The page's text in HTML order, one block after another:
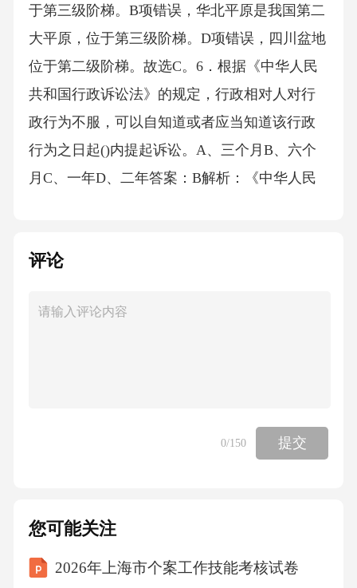
于第三级阶梯。B项错误，华北平原是我国第二
大平原，位于第三级阶梯。D项错误，四川盆地
位于第二级阶梯。故选C。6．根据《中华人民
共和国行政诉讼法》的规定，行政相对人对行
政行为不服，可以自知道或者应当知道该行政
行为之日起()内提起诉讼。A、三个月B、六个
月C、一年D、二年答案：B解析：《中华人民
或者应当知道该行政行为之日起六个月内提出
是行政处罚决定的复议期限。C项错误，一年是
是我国自主研发的载人航天飞船？()A、神舟号
B、嫦娥号C、天问号D、北斗号答案：A解析：
等。B项错误，嫦娥号是我国自主研发的月球探
测器。C项错误，天问号是我国自主研发的火星
评论
0/150 提交
您可能关注
2026年上海市个案工作技能考核试卷